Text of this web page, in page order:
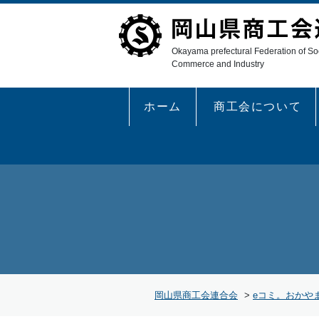
Okayama prefectural Federation of
Commerce and Industry
ホーム 商工会について
岡山県商工会連合会 > eコミ。おかや